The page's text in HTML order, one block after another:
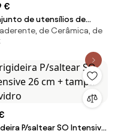
€
de utensílios de
com revestimento
Padova, conjunto
de Cerâmica, de
P/saltear SO Intensive